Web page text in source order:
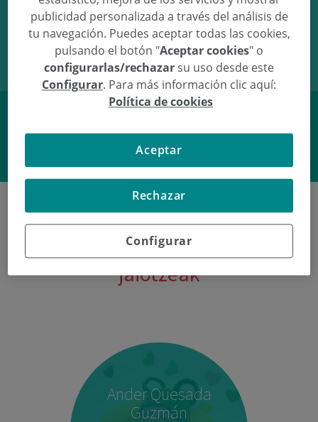
18/11/09 14:38 3.49Kg 49cm
Facebook Twitter
Poliklinika Gipuzkoako azken
jaiotzeak
Ander Quesada
Guzmán
publicidad personalizada a través del análisis de
tu navegación. Puedes aceptar todas las cookies,
pulsando el botón "Aceptar cookies" o
configurarlas/rechazarsu uso desde este
Configurar. Para más información clic aquí:
Política de cookies
Configurar
Rechazar
Aceptar